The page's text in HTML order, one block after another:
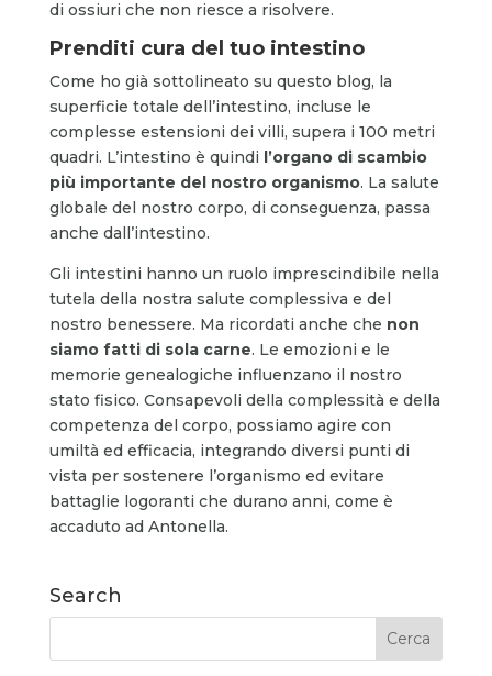
di ossiuri che non riesce a risolvere.
Prenditi cura del tuo intestino
Come ho già sottolineato su questo blog, la
superficie totale dell’intestino, incluse le
complesse estensioni dei villi, supera i 100 metri
quadri. L’intestino è quindi l’organo di scambio
più importante del nostro organismo. La salute
globale del nostro corpo, di conseguenza, passa
anche dall’intestino.
Gli intestini hanno un ruolo imprescindibile nella
tutela della nostra salute complessiva e del
nostro benessere. Ma ricordati anche che non
siamo fatti di sola carne. Le emozioni e le
memorie genealogiche influenzano il nostro
stato fisico. Consapevoli della complessità e della
competenza del corpo, possiamo agire con
umiltà ed efficacia, integrando diversi punti di
vista per sostenere l’organismo ed evitare
battaglie logoranti che durano anni, come è
accaduto ad Antonella.
Search